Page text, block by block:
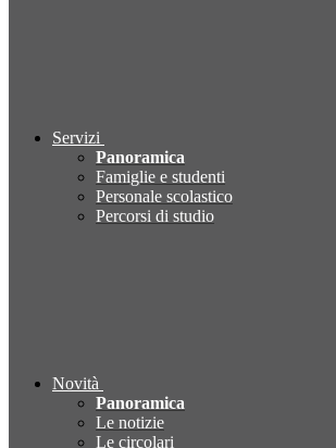
Servizi
Panoramica
Famiglie e studenti
Personale scolastico
Percorsi di studio
Novità
Panoramica
Le notizie
Le circolari